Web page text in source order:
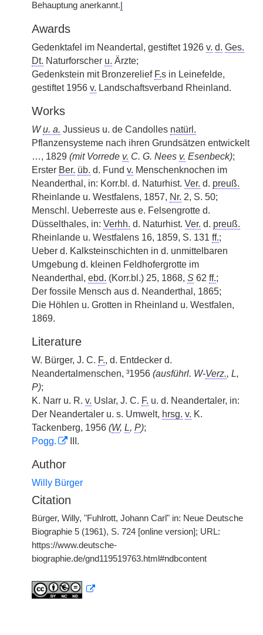
Behauptung anerkannt.
Awards
Gedenktafel im Neandertal, gestiftet 1926 v. d. Ges.
Dt. Naturforscher u. Ärzte;
Gedenkstein mit Bronzerelief F.s in Leinefelde,
gestiftet 1956 v. Landschaftsverband Rheinland.
Works
Wu. a. Jussieus u. de Candolles natürl.
Pflanzensysteme nach ihren Grundsätzen entwickelt
…, 1829 (mit Vorrede v. C. G. Nees v. Esenbeck);
Erster Ber. üb. d. Fund v. Menschenknochen im
Neanderthal, in: Korr.bl. d. Naturhist. Ver. d. preuß.
Rheinlande u. Westfalens, 1857, Nr. 2, S. 50;
Menschl. Ueberreste aus e. Felsengrotte d.
Düsselthales, in: Verhh. d. Naturhist. Ver. d. preuß.
Rheinlande u. Westfalens 16, 1859, S. 131 ff.;
Ueber d. Kalksteinschichten in d. unmittelbaren
Umgebung d. kleinen Feldhofergrotte im
Neanderthal, ebd. (Korr.bl.) 25, 1868, S 62 ff.;
Der fossile Mensch aus d. Neanderthal, 1865;
Die Höhlen u. Grotten in Rheinland u. Westfalen,
1869.
Literature
W. Bürger, J. C. F., d. Entdecker d.
Neandertalmenschen, ³1956 (ausführl. W-Verz., L,
P);
K. Narr u. R. v. Uslar, J. C. F. u. d. Neandertaler, in:
Der Neandertaler u. s. Umwelt, hrsg. v. K.
Tackenberg, 1956 (W, L, P);
Pogg.
III.
Author
Willy Bürger
Citation
Bürger, Willy, "Fuhlrott, Johann Carl" in: Neue Deutsche
Biographie 5 (1961), S. 724 [online version]; URL:
https://www.deutsche-
biographie.de/gnd119519763.html#ndbcontent